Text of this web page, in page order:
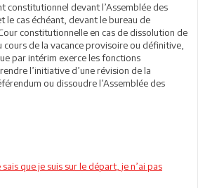
constitutionnel devant l’Assemblée des
le cas échéant, devant le bureau de
constitutionnelle en cas de dissolution de
cours de la vacance provisoire ou définitive,
par intérim exerce les fonctions
l’initiative d’une révision de la
ou dissoudre l’Assemblée des
sais que je suis sur le départ, je n’ai pas